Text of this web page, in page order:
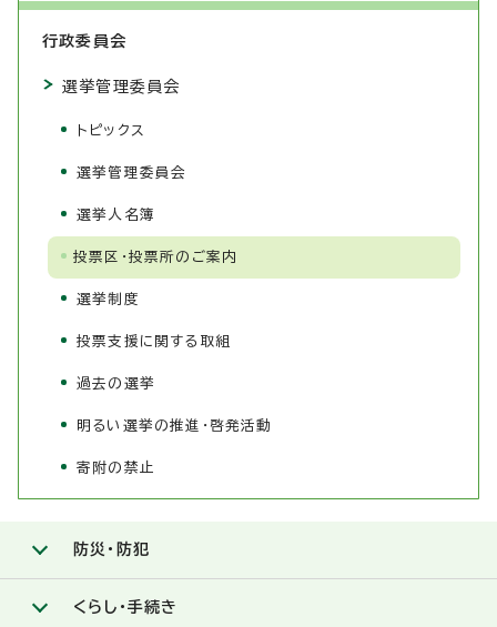
行政委員会
選挙管理委員会
トピックス
選挙管理委員会
選挙人名簿
投票区・投票所のご案内
選挙制度
投票支援に関する取組
過去の選挙
明るい選挙の推進・啓発活動
寄附の禁止
防災・防犯
くらし・手続き